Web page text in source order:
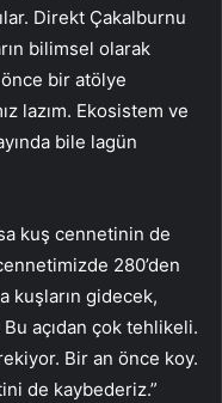
Direkt Çakalburnu
bilimsel olarak
bir atölye
lazım. Ekosistem ve
bile lagün
kuş cennetinin de
280’den
kuşların gidecek,
açıdan çok tehlikeli.
Bir an önce koy.
de kaybederiz.”